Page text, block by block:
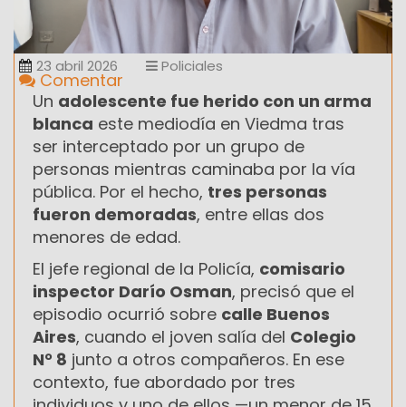
23 abril 2026 Policiales
Comentar
Un adolescente fue herido con un arma
blanca este mediodía en Viedma tras
ser interceptado por un grupo de
personas mientras caminaba por la vía
pública. Por el hecho, tres personas
fueron demoradas, entre ellas dos
menores de edad.
El jefe regional de la Policía, comisario
inspector Darío Osman, precisó que el
episodio ocurrió sobre calle Buenos
Aires, cuando el joven salía del Colegio
N° 8 junto a otros compañeros. En ese
contexto, fue abordado por tres